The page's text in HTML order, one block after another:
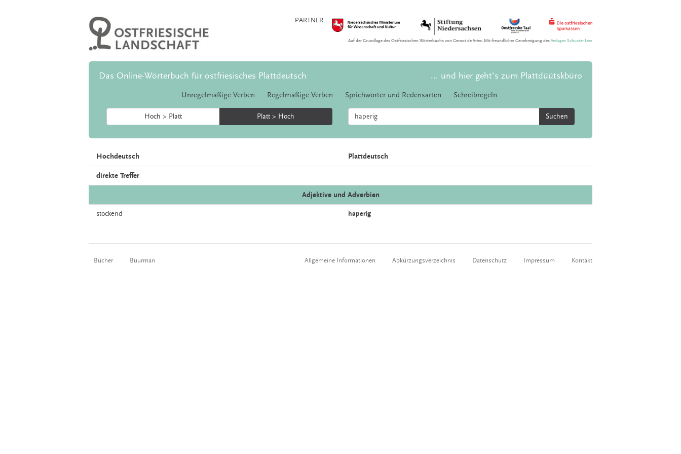
PARTNER
Auf der Grundlage des Ostfriesischen Wörterbuchs von Gernot de Vries. Mit freundlicher Genehmigung desVerlages Schuster Leer
Das Online-Wörterbuch für ostfriesisches Plattdeutsch ... und hier geht's zum Plattdüütskbüro
Unregelmäßige Verben Regelmäßige Verben Sprichwörter und Redensarten Schreibregeln
Hoch > Platt Platt > Hoch Suchen
Hochdeutsch Plattdeutsch
direkte Treffer
Adjektive und Adverbien
stockend haperig
Bücher Buurman Allgemeine Informationen Abkürzungsverzeichnis Datenschutz Impressum Kontakt